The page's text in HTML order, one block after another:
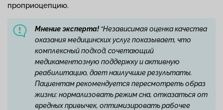
проприоцепцию.
Мнение эксперта! “Независимая оценка качества
оказания медицинских услуг показывает, что
комплексный подход, сочетающий
медикаментозную поддержку и активную
реабилитацию, дает наилучшие результаты.
Пациентам рекомендуется пересмотреть образ
жизни: нормализовать режим сна, отказаться от
вредных привычек, оптимизировать рабочее